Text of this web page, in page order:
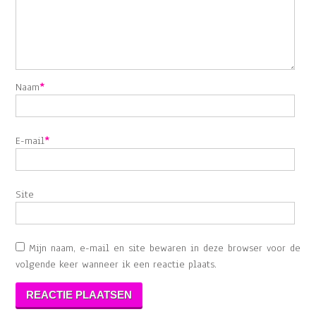
Naam*
E-mail*
Site
Mijn naam, e-mail en site bewaren in deze browser voor de
volgende keer wanneer ik een reactie plaats.